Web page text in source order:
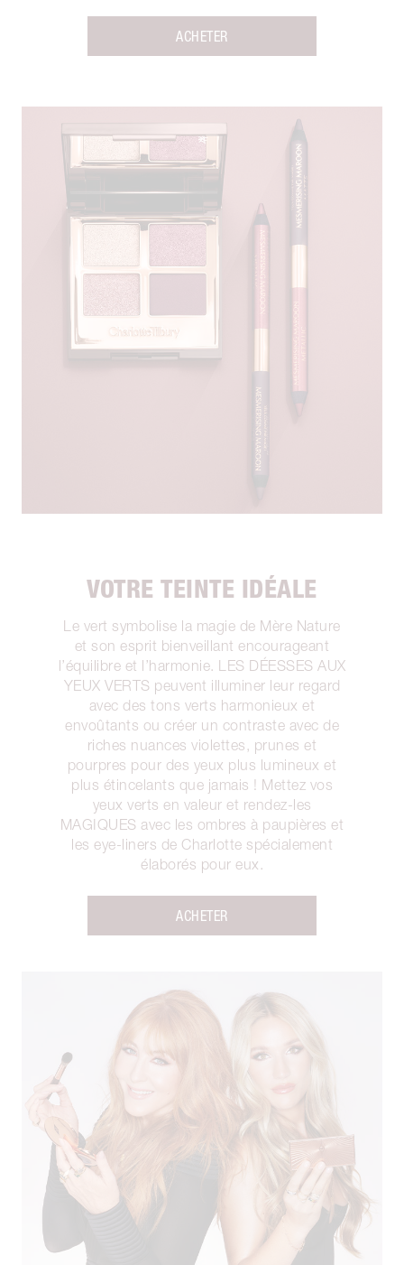
ACHETER
VOTRE TEINTE IDÉALE
Le vert symbolise la magie de Mère Nature
et son esprit bienveillant encourageant
l’équilibre et l’harmonie. LES DÉESSES AUX
YEUX VERTS peuvent illuminer leur regard
avec des tons verts harmonieux et
envoûtants ou créer un contraste avec de
riches nuances violettes, prunes et
pourpres pour des yeux plus lumineux et
plus étincelants que jamais ! Mettez vos
yeux verts en valeur et rendez-les
MAGIQUES avec les ombres à paupières et
les eye-liners de Charlotte spécialement
élaborés pour eux.
ACHETER